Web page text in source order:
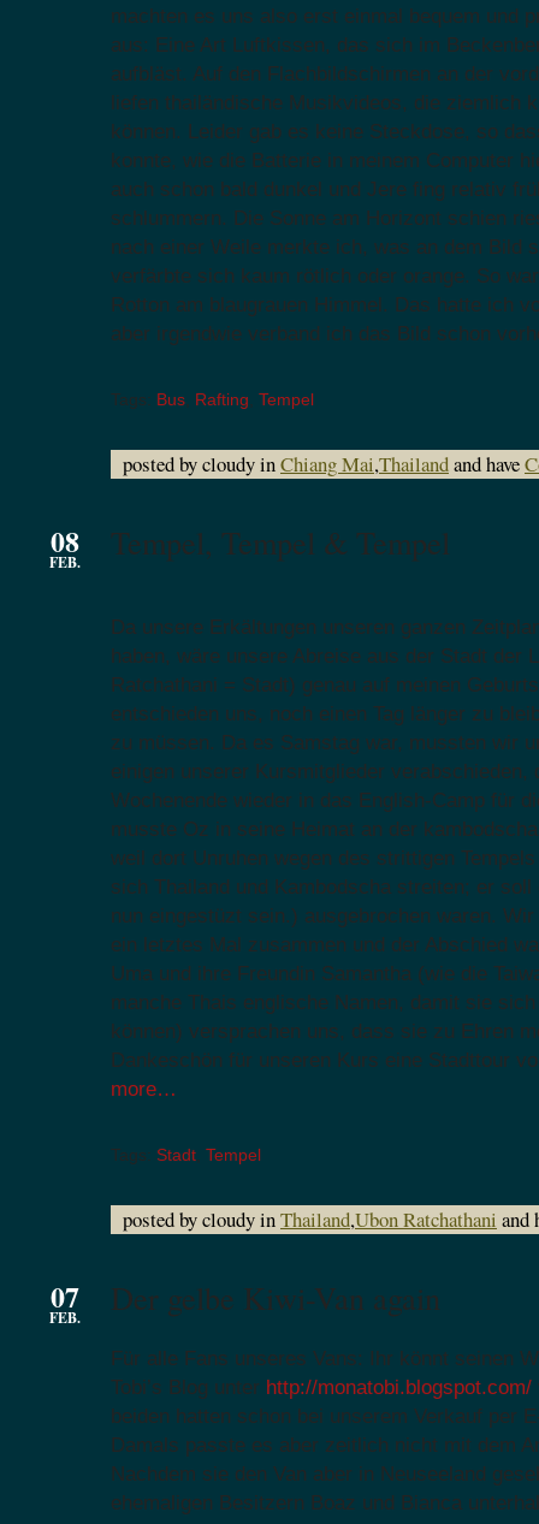
machten es uns also erst einmal bequem und
aus: Eine Art Luftkissen, das sich im
aufbläst. Auf den Flachbildschirmen an der
liefen thailändische Musikvideos, die ziemlich
können. Leider gab es keine Steckdose, so
konnte, wie die Batterie in meinem Computer
auch schon bald dunkel und Jere fing relativ
schlummern. Die Sonne am Horizont schien
nach einer Weile merkte ich, was an dem Bild
verfärbte sich kaum rötlich oder orange. So
Rotton am blaugrauen Himmel. Das hatte ich
aber irgendwie verband ich das Bild schon
Tags: Bus Rafting Tempel
posted by cloudy inChiang Mai,Thailandand have
08
FEB. Tempel, Tempel & Tempel
Da unsere Erkältungen unseren ganzen
haben, wäre unsere Abreise aus der Stadt der
Ratchathani = Stadt) genau auf meinen
entschieden uns, noch einen Tag länger zu
zu müssen. Da es Samstag war, mussten wir
einigen unserer Kursmitglieder verabschieden,
Wochenende wieder in das English-Camp für
musste Oz in seine Heimat an der
weil dort Unruhen wegen des strittigen
sich Thailand und Kambodscha streiten; er
nun eingestüzt sein.) ausgebrochen waren.
ein letztes Mal zusammen und der Abschied
Uma und ihre Freundin Samantha (wie die
manche Thais englische Namen, damit sie
können) versprachen uns, dass sie zu Ehren
Dankeschön für unseren Kurs eine Stadttour
more…
Tags: Stadt Tempel
posted by cloudy inThailand,Ubon Ratchathani and
07
FEB. Der gelbe Kiwi-Van again
Für alle Fans unseres Vans: Ihr könnt seinen
Tobi’s Blog unter http://monatobi.blogspot.com/
beiden hatten schon bei unserem Verkauf per
Damals passte es aber zeitlich nicht mit dem
Nachdem sie den Van aber in Neuseeland
ehemaligen Besitzern Boaz und Bianca